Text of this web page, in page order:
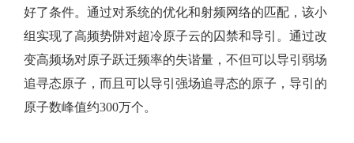
好了条件。通过对系统的优化和射频网络的匹配，该小
组实现了高频势阱对超冷原子云的囚禁和导引。通过改
变高频场对原子跃迁频率的失谐量，不但可以导引弱场
追寻态原子，而且可以导引强场追寻态的原子，导引的
原子数峰值约300万个。